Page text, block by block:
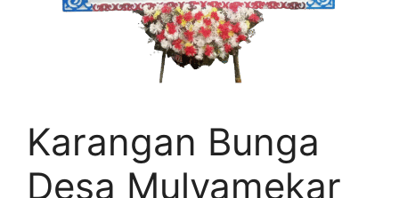
Karangan Bunga
Desa Mulyamekar